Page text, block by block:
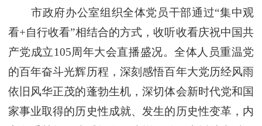
市政府办公室组织全体党员干部通过“集中观
看+自行收看”相结合的方式，收听收看庆祝中国共
产党成立105周年大会直播盛况。全体人员重温党
的百年奋斗光辉历程，深刻感悟百年大党历经风雨
依旧风华正茂的蓬勃生机，深切体会新时代党和国
家事业取得的历史性成就、发生的历史性变革，内